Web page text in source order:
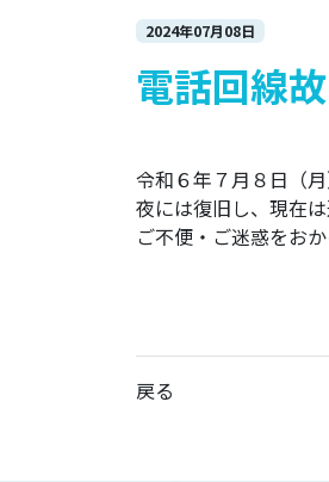
2024年07月08日
電話回線
令和６年７月８日（
夜には復旧し、現在
ご不便・ご迷惑をお
戻る